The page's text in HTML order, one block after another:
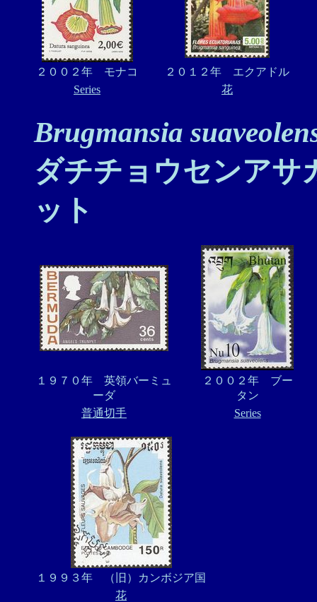
２００２年 モナコ
２０１２年 エクアドル
Series
花
Brugmansia
ダチチョウセンアサ
ット
１９７０年 英領バーミュ
ーダ
２００２年 ブー
タン
普通切手
Series
１９９３年 （旧）カンボジア国
花